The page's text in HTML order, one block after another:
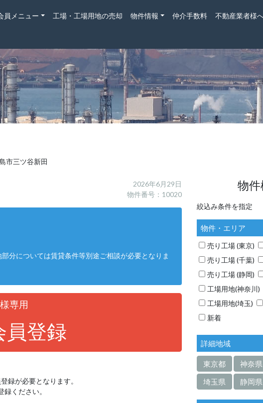
員メニュー 工場・工場用地の売却 物件情報 仲介手数料 不動産業者様
市三ツ谷新田
2026年6月29日
物件番号：10020
分については賃貸条件等別途ご相談が必要となりま
専用
員登録
録が必要となります。
ください。
物
絞込み条件を指定
物件・エリア
売り工場 (東京)
売り工場 (千葉)
売り工場 (静岡)
工場用地(神奈川)
工場用地(埼玉)
新着
詳細地域
東京都 神奈県
埼玉県
静岡県